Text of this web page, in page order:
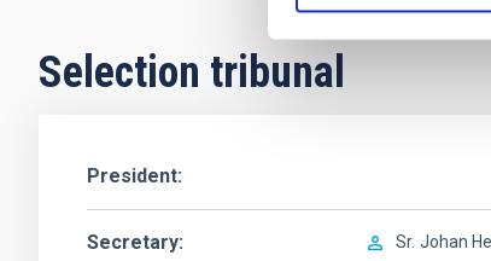
Selection tribunal
President
Secretary Sr. Johan